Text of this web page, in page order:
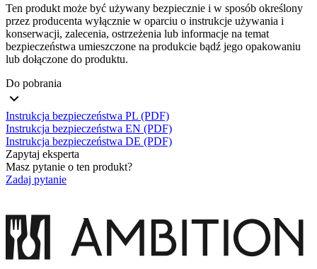
Ten produkt może być używany bezpiecznie i w sposób określony
przez producenta wyłącznie w oparciu o instrukcje używania i
konserwacji, zalecenia, ostrzeżenia lub informacje na temat
bezpieczeństwa umieszczone na produkcie bądź jego opakowaniu
lub dołączone do produktu.
Do pobrania
Instrukcja bezpieczeństwa PL (PDF)
Instrukcja bezpieczeństwa EN (PDF)
Instrukcja bezpieczeństwa DE (PDF)
Zapytaj eksperta
Masz pytanie o ten produkt?
Zadaj pytanie